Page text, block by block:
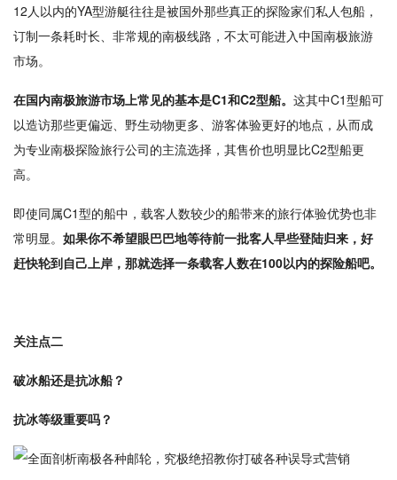
12人以内的YA型游艇往往是被国外那些真正的探险家们私人包船，
订制一条耗时长、非常规的南极线路，不太可能进入中国南极旅游
市场。
在国内南极旅游市场上常见的基本是C1和C2型船。 这其中C1型船可
以造访那些更偏远、野生动物更多、游客体验更好的地点，从而成
为专业南极探险旅行公司的主流选择，其售价也明显比C2型船更
高。
即使同属C1型的船中，载客人数较少的船带来的旅行体验优势也非
常明显。 如果你不希望眼巴巴地等待前一批客人早些登陆归来，好
赶快轮到自己上岸，那就选择一条载客人数在100以内的探险船吧。
关注点二
破冰船还是抗冰船？
抗冰等级重要吗？